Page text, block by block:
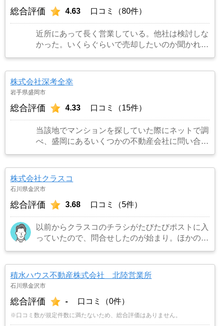
総合評価 4.63 口コミ（80件）
近所にあって長く営業している。他社は検討しな
かった。いくらぐらいで売却したいのか聞かれた
でその場で即決した。
株式会社深考全幸
岩手県盛岡市
総合評価 4.33 口コミ（15件）
当該地でマンションを探していた際にネットで調
べ、盛岡にあるいくつかの不動産会社に問い合わ
者は出張先から電話を下さり誠意を感じたからで
す。…もっと見る
株式会社クラスコ
石川県金沢市
総合評価 3.68 口コミ（5件）
以前からクラスコのチラシがたびたびポストに入
っていたので、問合せしたのが始まり。ほかの業
時期に売れたし、今思えばここで良かったと思
う。…もっと見る
積水ハウス不動産株式会社 北陸営業所
石川県金沢市
総合評価 - 口コミ（0件）
※口コミ数が規定件数に満たないため、総合評価はありません。